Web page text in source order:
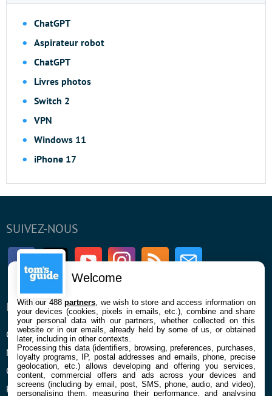
ChatGPT
Aspirateur robot
ChatGPT
Livres photos
Switch 2
VPN
Windows 11
iPhone 17
SUIVEZ-NOUS
FacebookTwitter Youtube InstagramRSS Newsletter
ENTREPRISE
Qui sommes nous
Mentions légales et CGU
Confidentialité et Cookies
Préférences cookies
À PROPOS
La rédaction
Contact
Welcome
With our 488partners , we wish to store and access information on
your devices (cookies, pixels in emails, etc.), combine and share
your personal data with our partners, whether collected on this
website or in our emails, already held by some of us, or obtained
later, including in other contexts.
Processing this data (identifiers, browsing, preferences, purchases,
loyalty programs, IP, postal addresses and emails, phone, precise
geolocation, etc.) allows developing and offering you services,
content, commercial offers and ads across your devices and
screens (including by email, post, SMS, phone, audio, and video),
personalising them, measuring their performance, and analysing